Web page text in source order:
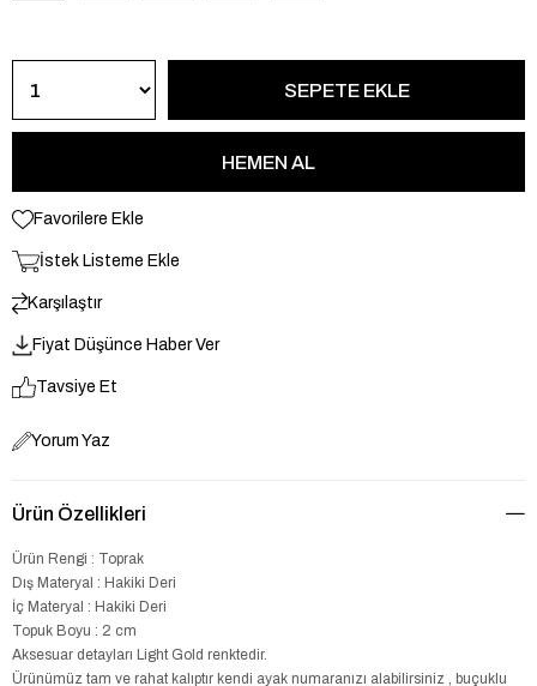
Favorilere Ekle
İstek Listeme Ekle
Karşılaştır
Fiyat Düşünce Haber Ver
Tavsiye Et
Yorum Yaz
Ürün Özellikleri
Ürün Rengi : Toprak
Dış Materyal : Hakiki Deri
İç Materyal : Hakiki Deri
Topuk Boyu : 2 cm
Aksesuar detayları Light Gold renktedir.
Ürünümüz tam ve rahat kalıptır kendi ayak numaranızı alabilirsiniz , buçuklu